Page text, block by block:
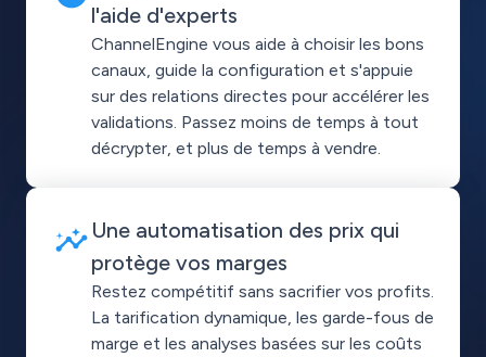
l'aide d'experts
ChannelEngine vous aide à choisir les bons
canaux, guide la configuration et s'appuie
sur des relations directes pour accélérer les
validations. Passez moins de temps à tout
décrypter, et plus de temps à vendre.
Une automatisation des prix qui
protège vos marges
Restez compétitif sans sacrifier vos profits.
La tarification dynamique, les garde-fous de
marge et les analyses basées sur les coûts